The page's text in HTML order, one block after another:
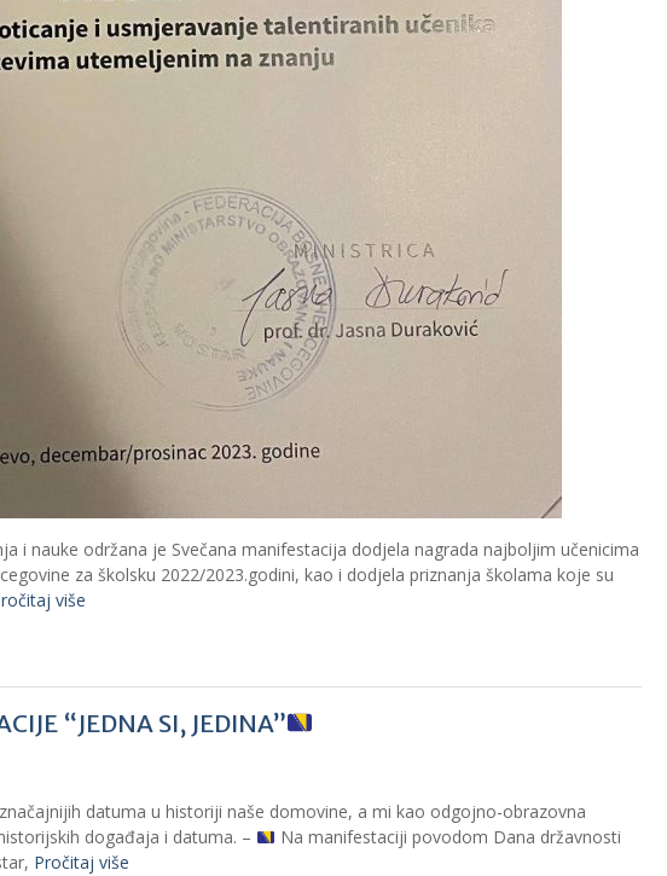
i nauke održana je Svečana manifestacija dodjela nagrada najboljim učenicima
za školsku 2022/2023.godini, kao i dodjela priznanja školama koje su
više
“JEDNA SI, JEDINA”
datuma u historiji naše domovine, a mi kao odgojno-obrazovna
događaja i datuma. –
Na manifestaciji povodom Dana državnosti
Pročitaj više